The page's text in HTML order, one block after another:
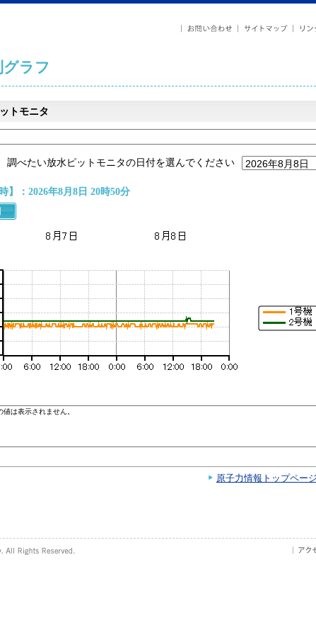
グラフ
トモニタ
調べたい放水ピットモニタの日付を選んでください
】：2026年8月8日 20時50分
原子力情報トップペー